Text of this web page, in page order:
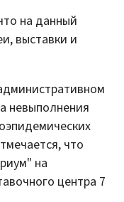
на данный
выставки и
невыполнения
что
на
центра 7